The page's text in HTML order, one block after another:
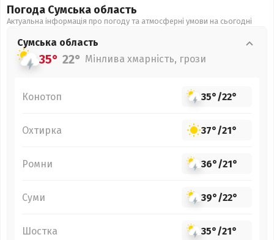
Погода Сумська область
Актуальна інформація про погоду та атмосферні умови на сьогодні
Сумська область
35° 22° Мінлива хмарність, грози
Конотоп 35°/22°
Охтирка 37°/21°
Ромни 36°/21°
Суми 39°/22°
Шостка 35°/21°